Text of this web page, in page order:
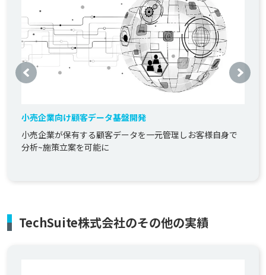
小売企業向け顧客データ基盤開発
小売企業が保有する顧客データを一元管理しお客様自身で
分析~施策立案を可能に
TechSuite株式会社のその他の実績